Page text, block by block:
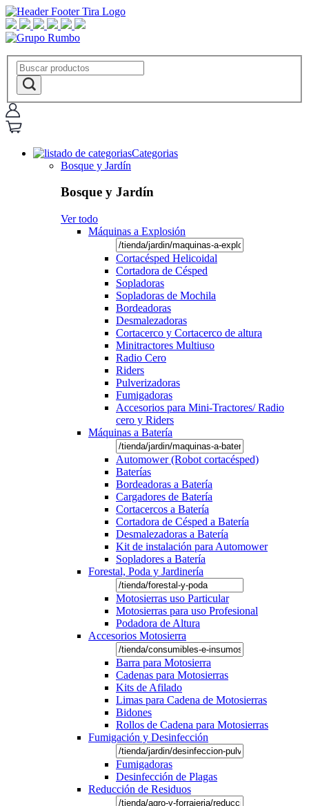
Categorias
Bosque y Jardín
Bosque y Jardín
Ver todo
Máquinas a Explosión
Cortacésped Helicoidal
Cortadora de Césped
Sopladoras
Sopladoras de Mochila
Bordeadoras
Desmalezadoras
Cortacerco y Cortacerco de altura
Minitractores Multiuso
Radio Cero
Riders
Pulverizadoras
Fumigadoras
Accesorios para Mini-Tractores/ Radio
cero y Riders
Máquinas a Batería
Automower (Robot cortacésped)
Baterías
Bordeadoras a Batería
Cargadores de Batería
Cortacercos a Batería
Cortadora de Césped a Batería
Desmalezadoras a Batería
Kit de instalación para Automower
Sopladores a Batería
Forestal, Poda y Jardinería
Motosierras uso Particular
Motosierras para uso Profesional
Podadora de Altura
Accesorios Motosierra
Barra para Motosierra
Cadenas para Motosierras
Kits de Afilado
Limas para Cadena de Motosierras
Bidones
Rollos de Cadena para Motosierras
Fumigación y Desinfección
Fumigadoras
Desinfección de Plagas
Reducción de Residuos